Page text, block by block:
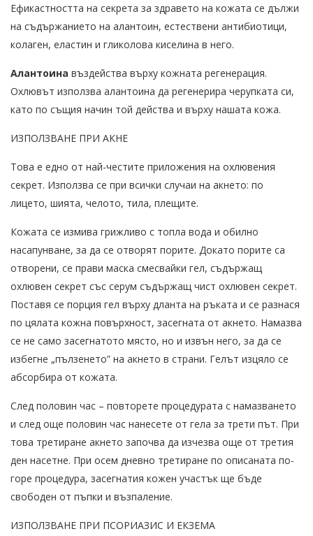
Ефикастността на секрета за здравето на кожата се дължи
на съдържанието на алантоин, естествени антибиотици,
колаген, еластин и гликолова киселина в него.
Алантоина въздейства върху кожната регенерация.
Охлювът използва алантоина да регенерира черупката си,
като по същия начин той действа и върху нашата кожа.
ИЗПОЛЗВАНЕ ПРИ АКНЕ
Това е едно от най-честите приложения на охлювения
секрет. Използва се при всички случаи на акнето: по
лицето, шията, челото, тила, плещите.
Кожата се измива грижливо с топла вода и обилно
насапунване, за да се отворят порите. Докато порите са
отворени, се прави маска смесвайки гел, съдържащ
охлювен секрет със серум съдържащ чист охлювен секрет.
Поставя се порция гел върху дланта на ръката и се разнася
по цялата кожна повърхност, засегната от акнето. Намазва
се не само засегнатото място, но и извън него, за да се
избегне „пълзенето” на акнето в страни. Гелът изцяло се
абсорбира от кожата.
След половин час – повторете процедурата с намазването
и след още половин час нанесете от гела за трети път. При
това третиране акнето започва да изчезва още от третия
ден насетне. При осем дневно третиране по описаната по-
горе процедура, засегнатия кожен участък ще бъде
свободен от пъпки и възпаление.
ИЗПОЛЗВАНЕ ПРИ ПСОРИАЗИС И ЕКЗЕМА